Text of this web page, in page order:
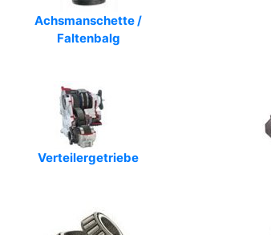
Achsmanschette /
Faltenbalg
Verteilergetriebe